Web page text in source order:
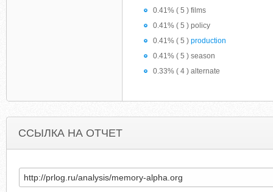
0.41% ( 5 ) films
0.41% ( 5 ) policy
0.41% ( 5 ) production
0.41% ( 5 ) season
0.33% ( 4 ) alternate
ССЫЛКА НА ОТЧЕТ